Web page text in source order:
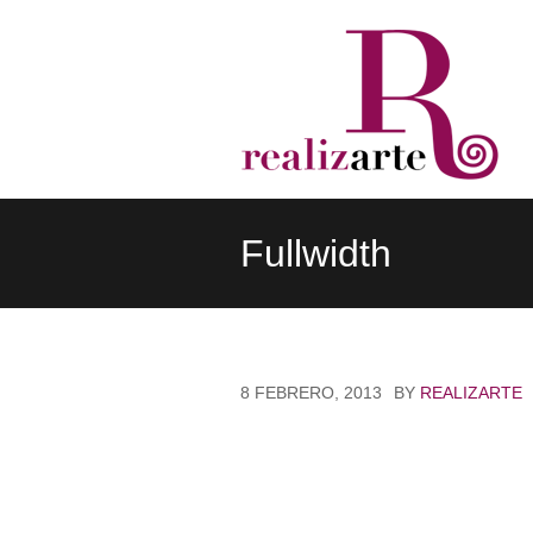
Fullwidth
8 FEBRERO, 2013 BY REALIZARTE